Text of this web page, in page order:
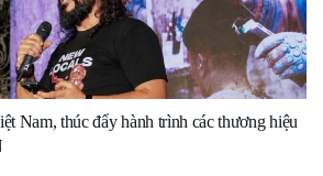
Nam, thúc đẩy hành trình các thương hiệu